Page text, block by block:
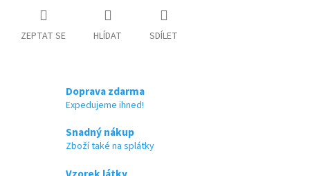
ZEPTAT SE HLÍDAT SDÍLET
Doprava zdarma
Expedujeme ihned!
Snadný nákup
Zboží také na splátky